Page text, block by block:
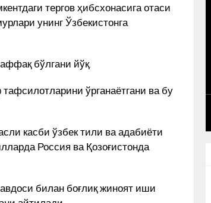
тергов ҳибсхонасига отаси
унинг Ўзбекистонга
бўлгани йўқ.
ўрганаётгани ва бу
касби ўзбек тили ва адабиёти
Россия ва Қозоғистонда
билан боғлиқ жиноят иши